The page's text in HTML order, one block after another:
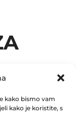
kako bismo vam
kako je koristite, s